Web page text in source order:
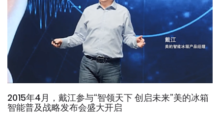
2015年4月，戴江参与“智领天下 创启未来”美的冰箱
智能普及战略发布会盛大开启